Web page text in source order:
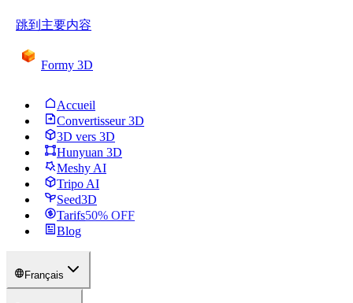
跳到主要内容
Formy 3D
Accueil
Convertisseur 3D
3D vers 3D
Hunyuan 3D
Meshy AI
Tripo AI
Seed3D
Tarifs50% OFF
Blog
Français